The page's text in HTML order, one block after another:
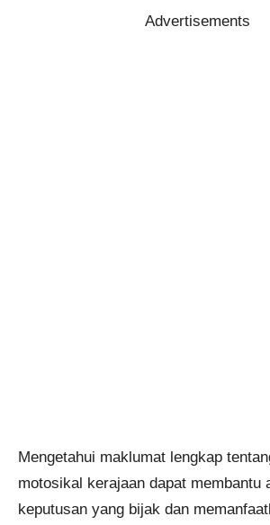
Advertisements
Mengetahui maklumat lengkap
motosikal kerajaan dapat membantu
keputusan yang bijak dan